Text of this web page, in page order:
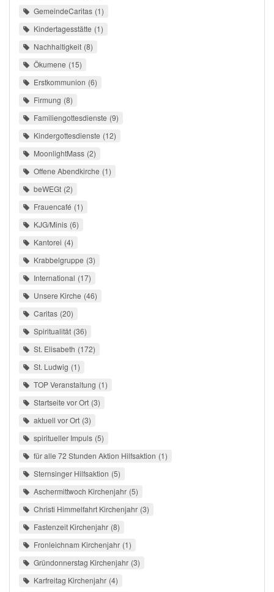
GemeindeCaritas 1
Kindertagesstätte 1
Nachhaltigkeit 8
Ökumene 15
Erstkommunion 6
Firmung 8
Familiengottesdienste 9
Kindergottesdienste 12
MoonlightMass 2
Offene Abendkirche 1
beWEGt 2
Frauencafé 1
KJG/Minis 6
Kantorei 4
Krabbelgruppe 3
International 17
Unsere Kirche 46
Caritas 20
Spiritualität 36
St. Elisabeth 172
St. Ludwig 1
TOP Veranstaltung 1
Startseite vor Ort 3
aktuell vor Ort 3
spiritueller Impuls 5
für alle 72 Stunden Aktion Hilfsaktion 1
Sternsinger Hilfsaktion 5
Aschermittwoch Kirchenjahr 5
Christi Himmelfahrt Kirchenjahr 3
Fastenzeit Kirchenjahr 8
Fronleichnam Kirchenjahr 1
Gründonnerstag Kirchenjahr 3
Karfreitag Kirchenjahr 4